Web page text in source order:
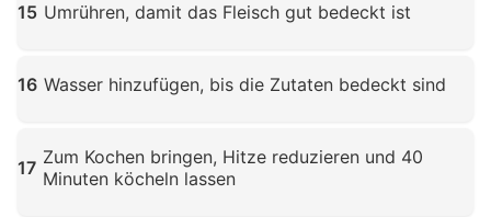
15 Umrühren, damit das Fleisch gut bedeckt ist
16 Wasser hinzufügen, bis die Zutaten bedeckt sind
17 Zum Kochen bringen, Hitze reduzieren und 40
Minuten köcheln lassen